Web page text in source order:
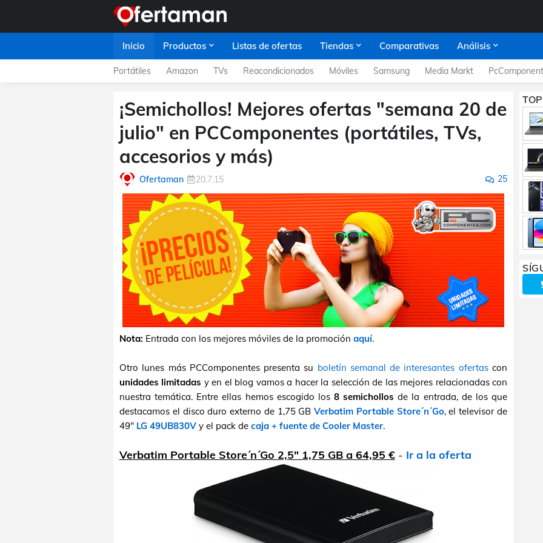
Inicio Productos Listas de ofertas Tiendas Comparativas Análisis
Portátiles Amazon TVs Reacondicionados Móviles Samsung Media Markt
¡Semichollos! Mejores ofertas "semana 20 de
julio" en PCComponentes (portátiles, TVs,
accesorios y más)
Ofertaman 20.7.15 25
Nota: Entrada con los mejores móviles de la promoción aquí.
Otro lunes más PCComponentes presenta su boletín semanal de interesantes ofertascon
unidades limitadas y en el blog vamos a hacer la selección de las mejores relacionadas con
nuestra temática. Entre ellas hemos escogido los 8 semichollos de la entrada, de los que
destacamos el disco duro externo de 1,75 GBVerbatim Portable Store´n´Go, el televisor de
49" LG 49UB830V y el pack de caja + fuente de Cooler Master.
Verbatim Portable Store´n´Go 2,5" 1,75 GB a 64,95 € - Ir a la oferta